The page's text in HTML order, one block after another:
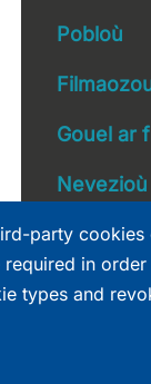
Pobloù
Gouel ar
Nevezioù
party
in
types and